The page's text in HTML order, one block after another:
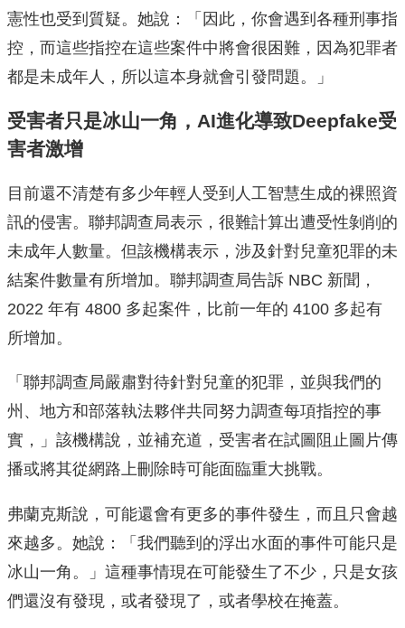
憲性也受到質疑。她說：「因此，你會遇到各種刑事指
控，而這些指控在這些案件中將會很困難，因為犯罪者
都是未成年人，所以這本身就會引發問題。」
受害者只是冰山一角，AI進化導致Deepfake受
害者激增
目前還不清楚有多少年輕人受到人工智慧生成的裸照資
訊的侵害。聯邦調查局表示，很難計算出遭受性剝削的
未成年人數量。但該機構表示，涉及針對兒童犯罪的未
結案件數量有所增加。聯邦調查局告訴 NBC 新聞，
2022 年有 4800 多起案件，比前一年的 4100 多起有
所增加。
「聯邦調查局嚴肅對待針對兒童的犯罪，並與我們的
州、地方和部落執法夥伴共同努力調查每項指控的事
實，」該機構說，並補充道，受害者在試圖阻止圖片傳
播或將其從網路上刪除時可能面臨重大挑戰。
弗蘭克斯說，可能還會有更多的事件發生，而且只會越
來越多。她說：「我們聽到的浮出水面的事件可能只是
冰山一角。」這種事情現在可能發生了不少，只是女孩
們還沒有發現，或者發現了，或者學校在掩蓋。